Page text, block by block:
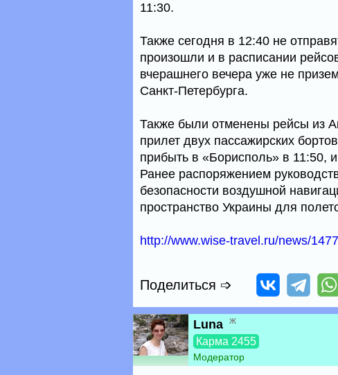
11:30.
Также сегодня в 12:40 не
произошли и в расписании
вчерашнего вечера уже не
Санкт-Петербурга.
Также были отменены рейсы из
прилет двух пассажирских
прибыть в «Борисполь» в 11:50,
Ранее распоряжением
безопасности воздушной
пространство Украины для
http://www.wise-travel.ru/news/
Поделиться ➩
Luna ж
Карма 2455
Модератор